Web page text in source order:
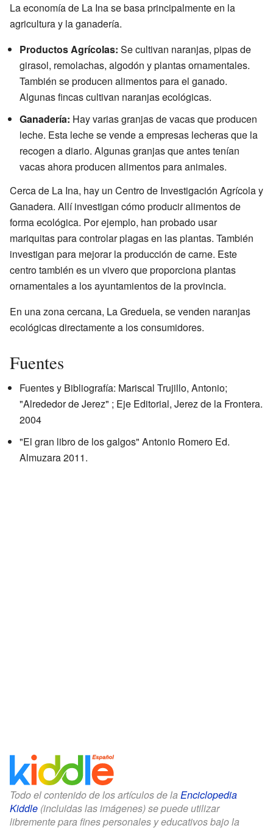
La economía de La Ina se basa principalmente en la
agricultura y la ganadería.
Productos Agrícolas: Se cultivan naranjas, pipas de
girasol, remolachas, algodón y plantas ornamentales.
También se producen alimentos para el ganado.
Algunas fincas cultivan naranjas ecológicas.
Ganadería: Hay varias granjas de vacas que producen
leche. Esta leche se vende a empresas lecheras que la
recogen a diario. Algunas granjas que antes tenían
vacas ahora producen alimentos para animales.
Cerca de La Ina, hay un Centro de Investigación Agrícola y
Ganadera. Allí investigan cómo producir alimentos de
forma ecológica. Por ejemplo, han probado usar
mariquitas para controlar plagas en las plantas. También
investigan para mejorar la producción de carne. Este
centro también es un vivero que proporciona plantas
ornamentales a los ayuntamientos de la provincia.
En una zona cercana, La Greduela, se venden naranjas
ecológicas directamente a los consumidores.
Fuentes
Fuentes y Bibliografía: Mariscal Trujillo, Antonio;
"Alrededor de Jerez" ; Eje Editorial, Jerez de la Frontera.
2004
"El gran libro de los galgos" Antonio Romero Ed.
Almuzara 2011.
Todo el contenido de los artículos de la Enciclopedia
Kiddle (incluidas las imágenes) se puede utilizar
libremente para fines personales y educativos bajo la